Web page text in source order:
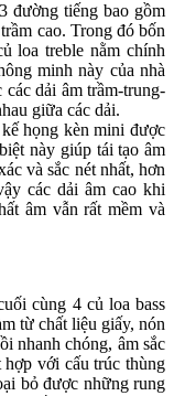
đường tiếng bao gồm
cao. Trong đó bốn
loa treble nằm chính
minh này của nhà
các dải âm trầm-trung-
giữa các dải.
họng kèn mini được
này giúp tái tạo âm
và sắc nét nhất, hơn
các dải âm cao khi
âm vẫn rất mềm và
cùng 4 củ loa bass
từ chất liệu giấy, nón
nhanh chóng, âm sắc
với cấu trúc thùng
bỏ được những rung